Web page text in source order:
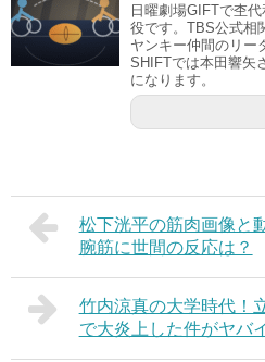
日曜劇場GIFTで杢
役です。TBS公式相
ヤンキー仲間のリー
SHIFTでは本田響矢
になります。
松下洸平の筋肉画像と
腕筋に世間の反応は？
竹内涼真の大学時代！
で大炎上した件がヤバ